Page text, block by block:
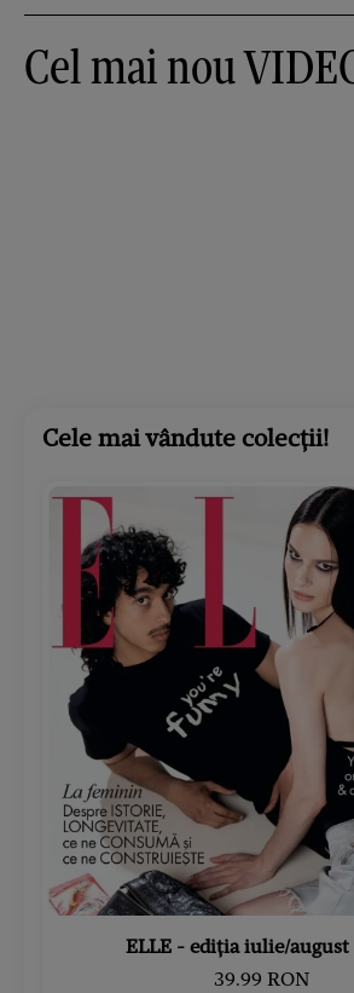
Cel mai nou
Cele mai vândute colecții!
ELLE - ediția iulie/august
39.99 RON